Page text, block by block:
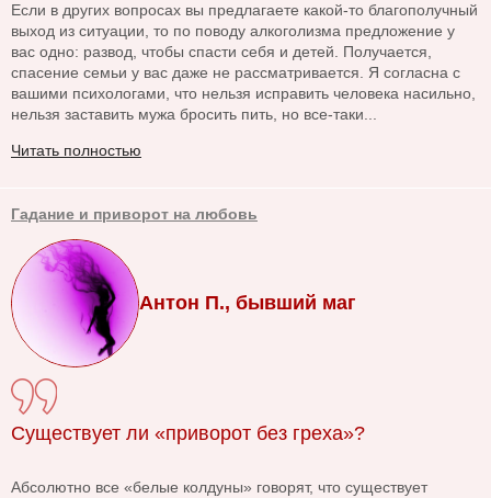
Если в других вопросах вы предлагаете какой-то благополучный
выход из ситуации, то по поводу алкоголизма предложение у
вас одно: развод, чтобы спасти себя и детей. Получается,
спасение семьи у вас даже не рассматривается. Я согласна с
вашими психологами, что нельзя исправить человека насильно,
нельзя заставить мужа бросить пить, но все-таки...
Читать полностью
Гадание и приворот на любовь
Антон П., бывший маг
Существует ли «приворот без греха»?
Абсолютно все «белые колдуны» говорят, что существует